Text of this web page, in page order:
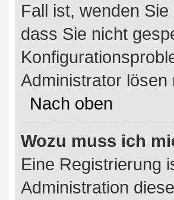
Fall ist, wenden
dass Sie nicht
Administrator lösen
Nach oben
Wozu muss ich
Eine Registrierung
Administration